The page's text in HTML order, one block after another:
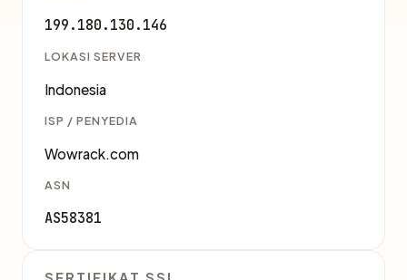
199.180.130.146
LOKASI SERVER
Indonesia
ISP / PENYEDIA
Wowrack.com
ASN
AS58381